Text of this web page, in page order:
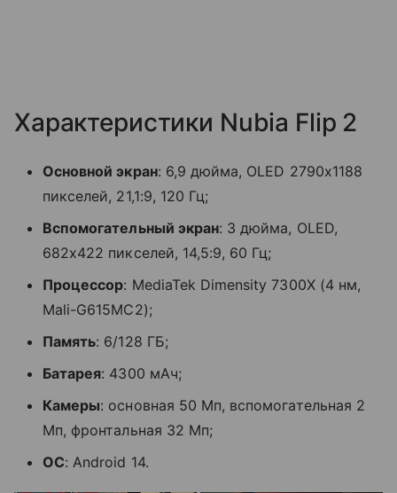
Характеристики Nubia Flip 2
Основной экран: 6,9 дюйма, OLED 2790х1188
пикселей, 21,1:9, 120 Гц;
Вспомогательный экран: 3 дюйма, OLED,
682x422 пикселей, 14,5:9, 60 Гц;
Процессор: MediaTek Dimensity 7300X (4 нм,
Mali-G615MC2);
Память: 6/128 ГБ;
Батарея: 4300 мАч;
Камеры: основная 50 Мп, вспомогательная 2
Мп, фронтальная 32 Мп;
ОС: Android 14.